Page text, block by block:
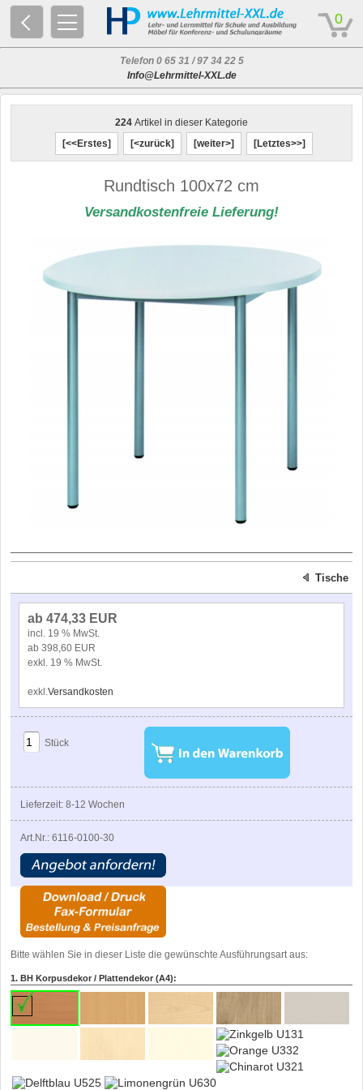
0
Telefon 0 65 31 / 97 34 22 5
Info@Lehrmittel-XXL.de
224 Artikel in dieser Kategorie
[<<Erstes]
[<zurück] [weiter>] [Letztes>>]
Rundtisch 100x72 cm
Versandkostenfreie Lieferung!
Tische
ab 474,33 EUR
incl. 19 % MwSt.
ab 398,60 EUR
exkl. 19 % MwSt.
exkl.Versandkosten
Stück
Lieferzeit: 8-12 Wochen
Art.Nr.: 6116-0100-30
Bitte wählen Sie in dieser Liste die gewünschte Ausführungsart aus:
1. BH Korpusdekor / Plattendekor (A4):
© 2026 - Based on eCommerce Engine xt:Commerce Shopsoftware